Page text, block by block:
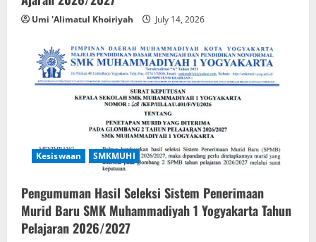
Umi 'Alimatul Khoiriyah July 14, 2026
Kesiswaan SMKMUHI
Pengumuman Hasil Seleksi Sistem Penerimaan
Murid Baru SMK Muhammadiyah 1 Yogyakarta Tahun
Pelajaran 2026/2027